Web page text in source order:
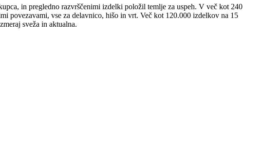
in pregledno razvrščenimi izdelki položil temlje za uspeh. V več kot 240
povezavami, vse za delavnico, hišo in vrt. Več kot 120.000 izdelkov na 15
sveža in aktualna.